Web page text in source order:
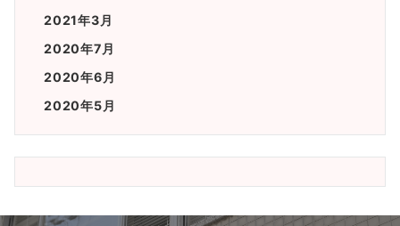
2021年3月
2020年7月
2020年6月
2020年5月